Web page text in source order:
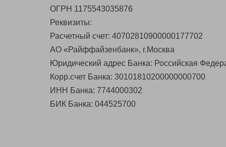
ОГРН 1175543035876
Реквизиты:
Расчетный счет: 40702810900000177702
АО «Райффайзенбанк», г.Москва
Юридический адрес Банка: Российская
Корр.счет Банка: 30101810200000000700
ИНН Банка: 7744000302
БИК Банка: 044525700